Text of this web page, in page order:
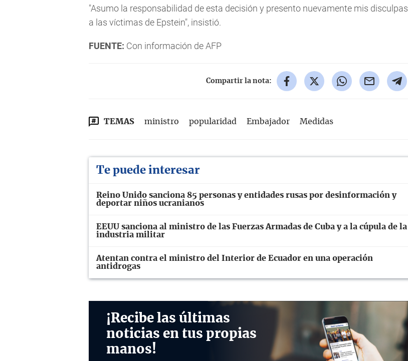
"Asumo la responsabilidad de esta decisión y presento nuevamente mis disculpas
a las víctimas de Epstein", insistió.
FUENTE: Con información de AFP
Compartir la nota:
TEMAS ministro popularidad Embajador Medidas
Te puede interesar
Reino Unido sanciona 85 personas y entidades rusas por desinformación y
deportar niños ucranianos
EEUU sanciona al ministro de las Fuerzas Armadas de Cuba y a la cúpula de la
industria militar
Atentan contra el ministro del Interior de Ecuador en una operación
antidrogas
¡Recibe las últimas
noticias en tus propias
manos!